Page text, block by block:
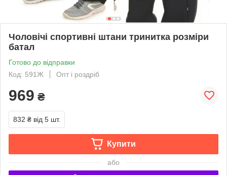
Чоловічі спортивні штани тринитка розміри
батал
Готово до відправки
Код: 591Ж
Опт і роздріб
969 ₴
832 ₴ від 5 шт.
Купити
або